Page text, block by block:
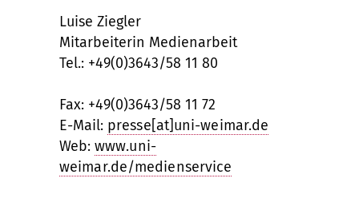
Luise Ziegler
Mitarbeiterin Medienarbeit
Tel.: +49(0)3643/58 11 80
Fax: +49(0)3643/58 11 72
E-Mail: presse[at]uni-weimar.de
Web: www.uni-
weimar.de/medienservice